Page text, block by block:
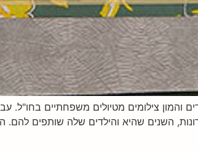
צילומים מטיולים משפחתיים בחו"ל.
השנים שהיא והילדים שלה שותפים להם.